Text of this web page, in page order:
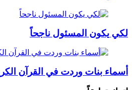
لكي يكون المسئول ناجحاً
أسماء بنات وردت في القرآن